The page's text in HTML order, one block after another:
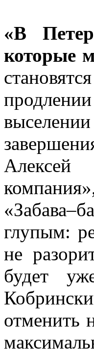
«В
которые
глупым:
не
будет
отменить